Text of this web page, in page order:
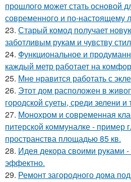
прошлого может стать основой
современного и по-настоящему
23. Старый комод получает
заботливым рукам и чувству
24. Функциональное и
каждый метр работает на
25. Мне нравится работать с
26. Этот дом расположен в
городской суеты, среди зелени
27. Монохром и современная
питерской коммуналке - пример
пространства площадью 85 кв.
28. Идея декора своими руками -
эффектно.
29. Ремонт загородного дома